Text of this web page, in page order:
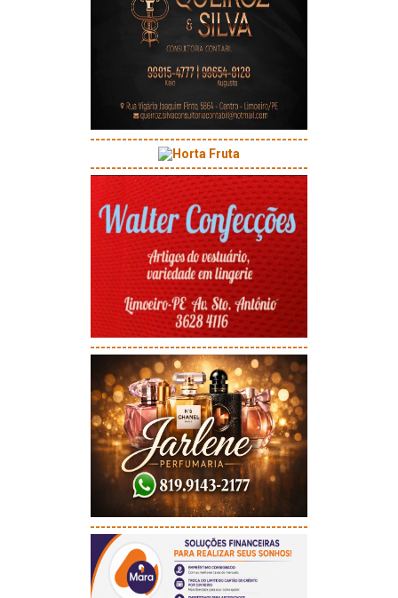
-----------------------------------------
-----------------------------------------
-----------------------------------------
-----------------------------------------